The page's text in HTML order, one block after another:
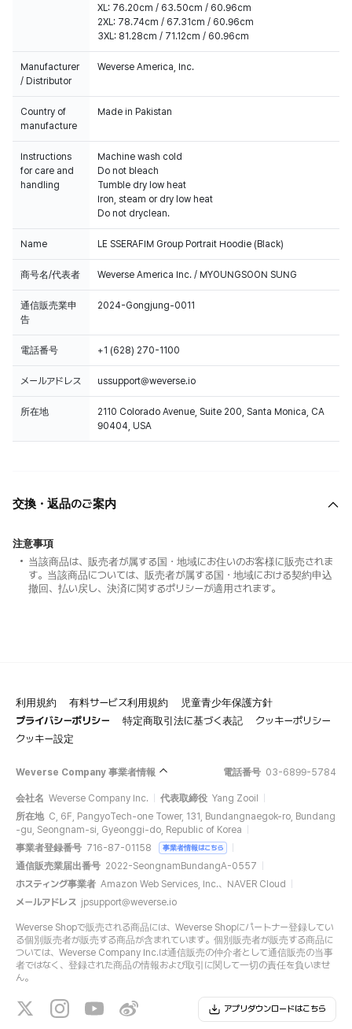
XL: 76.20cm / 63.50cm / 60.96cm
2XL: 78.74cm / 67.31cm / 60.96cm
3XL: 81.28cm / 71.12cm / 60.96cm
Manufacturer
/ Distributor
Weverse America, Inc.
Country of
manufacture
Made in Pakistan
Instructions
for care and
handling
Machine wash cold
Do not bleach
Tumble dry low heat
Iron, steam or dry low heat
Do not dryclean.
Name LE SSERAFIM Group Portrait Hoodie (Black)
商号名/代表者 Weverse America Inc. / MYOUNGSOON SUNG
通信販売業申
告
2024-Gongjung-0011
電話番号 +1 (628) 270-1100
メールアドレス ussupport@weverse.io
所在地
2110 Colorado Avenue, Suite 200, Santa Monica, CA
90404, USA
交換・返品のご案内
注意事項
当該商品は、販売者が属する国・地域にお住いのお客様に販売されま
す。当該商品については、販売者が属する国・地域における契約申込
撤回、払い戻し、決済に関するポリシーが適用されます。
利用規約 有料サービス利用規約
児童青少年保護方針
プライバシーポリシー
特定商取引法に基づく表記
クッキーポリシー
クッキー設定
Weverse Company 事業者情報 電話番号 03-6899-5784
会社名 Weverse Company Inc. 代表取締役 Yang Zooil
所在地 C, 6F, PangyoTech-one Tower, 131, Bundangnaegok-ro, Bundang
-gu, Seongnam-si, Gyeonggi-do, Republic of Korea
事業者登録番号 716-87-01158 事業者情報はこちら
通信販売業届出番号 2022-SeongnamBundangA-0557
ホスティング事業者 Amazon Web Services, Inc.、NAVER Cloud
メールアドレス jpsupport@weverse.io
Weverse Shopで販売される商品には、Weverse Shopにパートナー登録してい
る個別販売者が販売する商品が含まれています。個別販売者が販売する商品に
ついては、Weverse Company Inc.は通信販売の仲介者として通信販売の当事
者ではなく、登録された商品の情報および取引に関して一切の責任を負いませ
ん。
アプリダウンロードはこちら